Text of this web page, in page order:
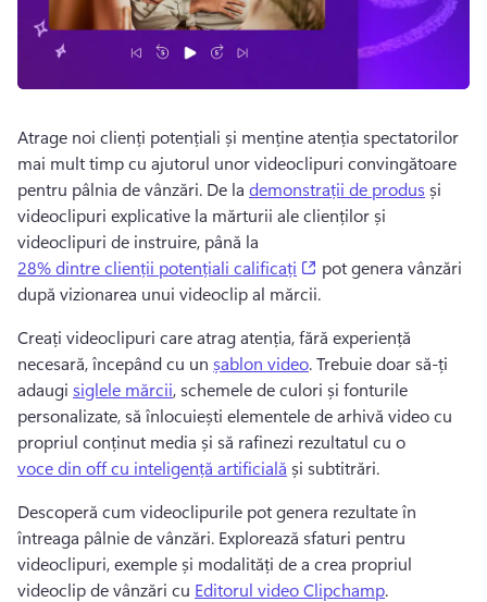
Atrage noi clienți potențiali și menține atenția spectatorilor
mai mult timp cu ajutorul unor videoclipuri convingătoare
pentru pâlnia de vânzări. De la demonstrații de produs și
videoclipuri explicative la mărturii ale clienților și
videoclipuri de instruire, până la
28% dintre clienții potențiali calificați
(opens in a new tab)
pot genera vânzări
după vizionarea unui videoclip al mărcii.
Creați videoclipuri care atrag atenția, fără experiență
necesară, începând cu un șablon video. Trebuie doar să-ți
adaugi siglele mărcii, schemele de culori și fonturile
personalizate, să înlocuiești elementele de arhivă video cu
propriul conținut media și să rafinezi rezultatul cu o
voce din off cu inteligență artificială și subtitrări.
Descoperă cum videoclipurile pot genera rezultate în
întreaga pâlnie de vânzări. Explorează sfaturi pentru
videoclipuri, exemple și modalități de a crea propriul
videoclip de vânzări cu Editorul video Clipchamp.